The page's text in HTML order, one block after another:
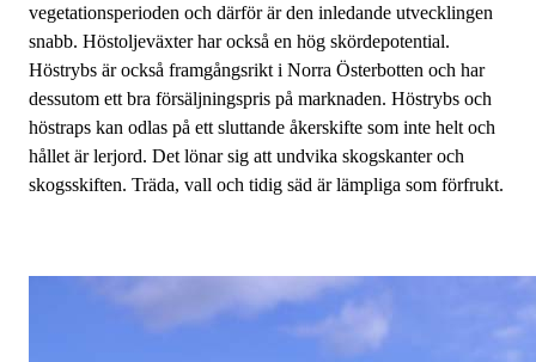
vegetationsperioden och därför är den inledande utvecklingen
snabb. Höstoljeväxter har också en hög skördepotential.
Höstrybs är också framgångsrikt i Norra Österbotten och har
dessutom ett bra försäljningspris på marknaden. Höstrybs och
höstraps kan odlas på ett sluttande åkerskifte som inte helt och
hållet är lerjord. Det lönar sig att undvika skogskanter och
skogsskiften. Träda, vall och tidig säd är lämpliga som förfrukt.